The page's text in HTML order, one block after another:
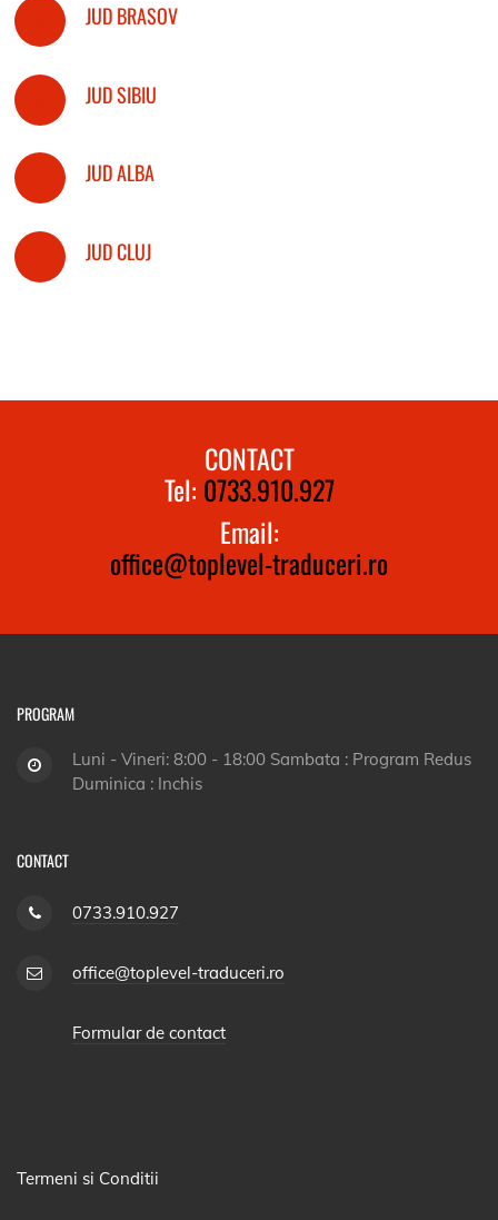
JUD BRASOV
JUD SIBIU
JUD ALBA
JUD CLUJ
CONTACT
Tel: 0733.910.927
Email:
office@toplevel-traduceri.ro
PROGRAM
Luni - Vineri: 8:00 - 18:00 Sambata : Program Redus
Duminica : Inchis
CONTACT
0733.910.927
office@toplevel-traduceri.ro
Formular de contact
Termeni si Conditii